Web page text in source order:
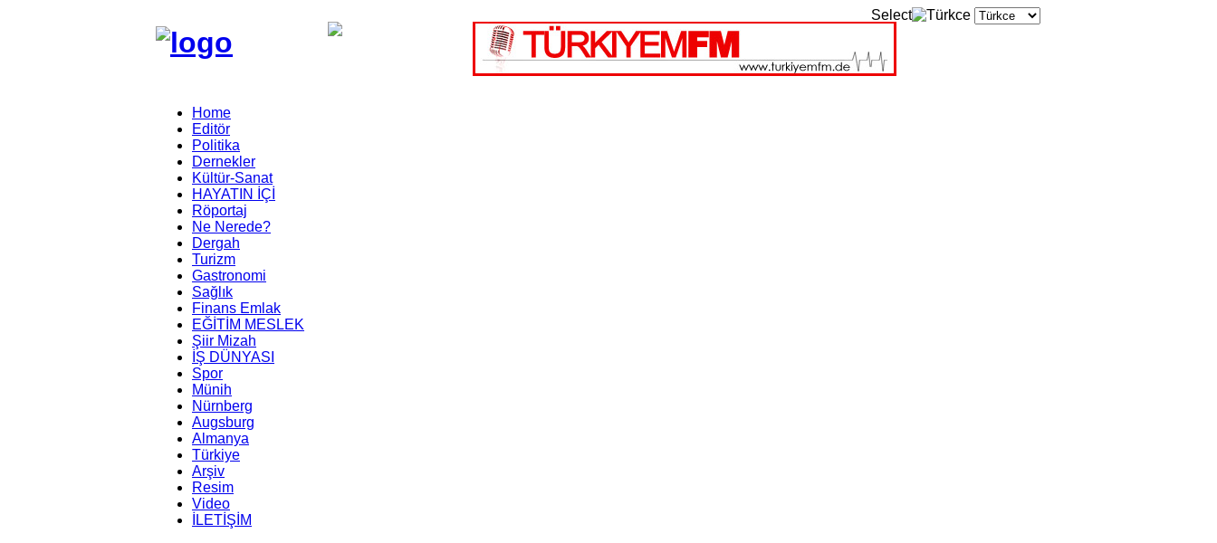
Select
Home
Editör
Politika
Dernekler
Kültür-Sanat
HAYATIN İÇİ
Röportaj
Ne Nerede?
Dergah
Turizm
Gastronomi
Sağlık
Finans Emlak
EĞİTİM MESLEK
Şiir Mizah
İŞ DÜNYASI
Spor
Münih
Nürnberg
Augsburg
Almanya
Türkiye
Arşiv
Resim
Video
İLETİŞİM